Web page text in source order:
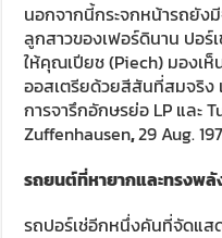
นอกจากนี้กระจกหน้ารถยัง
ลูกสาวของเฟอร์ดินาน ปอร์
ให้คุณเปียช (Piech) มองเ
ออสเตรียด้วยสีสันที่สมจริง
การจารึกอักษรย่อ LP และ
Zuffenhausen,29 Aug.
รถยนต์ที่หายากและทรงพลั
รถปอร์เช่อีกหนึ่งคันที่จัดแส